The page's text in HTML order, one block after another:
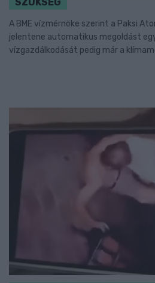
A BME vízmérnöke szerint a Paksi
jelentene automatikus megoldást
vízgazdálkodását pedig már a